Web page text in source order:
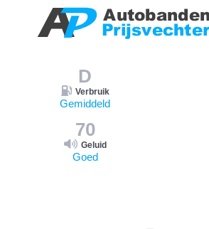
D
Verbruik
Gemiddeld
70
Geluid
Goed